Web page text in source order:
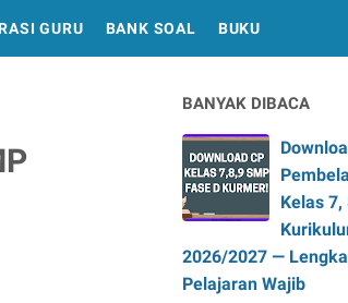
GURU BANK SOAL BUKU
BANYAK DIBACA
Kelas 7,
2026/2027 —
Pelajaran Wajib